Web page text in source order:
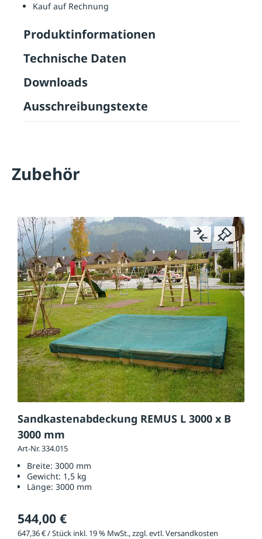
Kauf auf Rechnung
Produktinformationen
Technische Daten
Downloads
Ausschreibungstexte
Zubehör
Sandkastenabdeckung REMUS L 3000 x B
3000 mm
Art-Nr. 334.015
Breite: 3000 mm
Gewicht: 1,5 kg
Länge: 3000 mm
544,00 €
647,36 € / Stück inkl. 19 % MwSt., zzgl. evtl. Versandkosten